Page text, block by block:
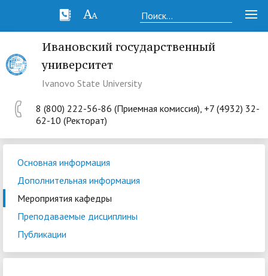
Ивановский государственный
университет
Ivanovo State University
8 (800) 222-56-86 (Приемная комиссия), +7 (4932) 32-
62-10 (Ректорат)
Основная информация
Дополнительная информация
Мероприятия кафедры
Преподаваемые дисциплины
Публикации